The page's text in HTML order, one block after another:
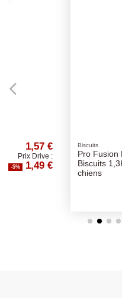
Biscuits
Pro Fusion Belamy Mix
Biscuits 1,3Kg -
chiens